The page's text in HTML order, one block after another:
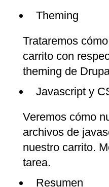
Theming
Trataremos
carrito con
theming de
Javascript y
Veremos cómo
archivos de
nuestro carrito.
tarea.
Resumen